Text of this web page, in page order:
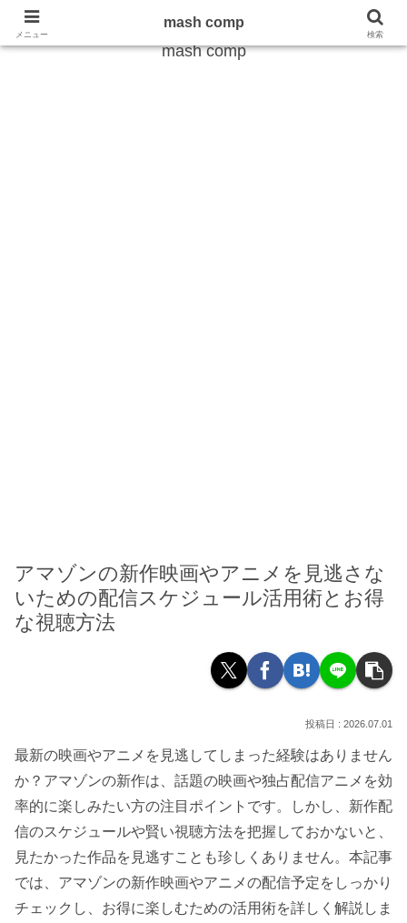
mash comp
アマゾンの新作映画やアニメを見逃さな
いための配信スケジュール活用術とお得
な視聴方法
2026.07.01
最新の映画やアニメを見逃してしまった経験はありません
か？アマゾンの新作は、話題の映画や独占配信アニメを効
率的に楽しみたい方の注目ポイントです。しかし、新作配
信のスケジュールや賢い視聴方法を把握しておかないと、
見たかった作品を見逃すことも珍しくありません。本記事
では、アマゾンの新作映画やアニメの配信予定をしっかり
チェックし、お得に楽しむための活用術を詳しく解説しま
メニュー
mash comp
検索